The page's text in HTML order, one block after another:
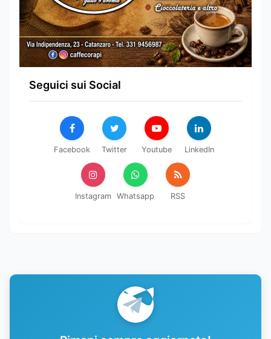
Seguici sui Social
Facebook Twitter Youtube LinkedIn
Instagram Whatsapp RSS